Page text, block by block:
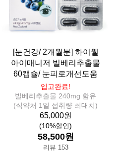
[눈건강/ 2개월분] 하이웰
아이매니저 빌베리추출물
60캡슐/ 눈피로개선도움
입고완료!
빌베리추출물 240mg 함유
(식약처 1일 섭취량 최대치)
65,000원
(10%할인)
58,500원
리뷰 153